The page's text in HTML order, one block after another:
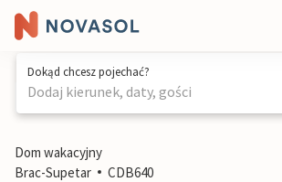
Dokąd chcesz pojechać?
Dodaj kierunek, daty, gości
1 / 36
Dom wakacyjny
Brac-Supetar
CDB640